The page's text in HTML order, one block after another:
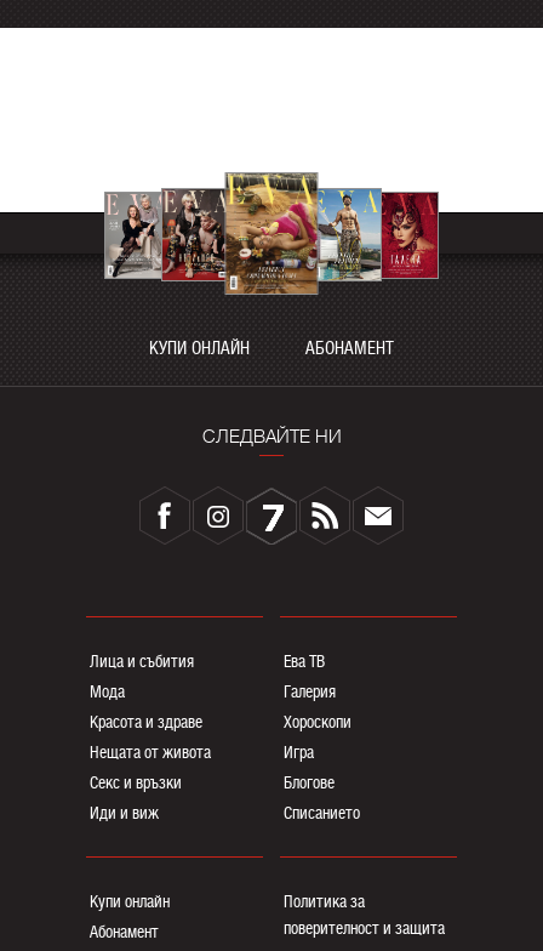
КУПИ ОНЛАЙН АБОНАМЕНТ
СЛЕДВАЙТЕ НИ
Лица и събития
Мода
Красота и здраве
Нещата от живота
Секс и връзки
Иди и виж
Ева ТВ
Галерия
Хороскопи
Игра
Блогoве
Списанието
Купи онлайн
Абонамент
Политика за
поверителност и защита